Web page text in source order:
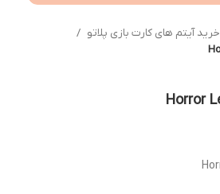
خرید آیتم های کارت بازی پلاتو